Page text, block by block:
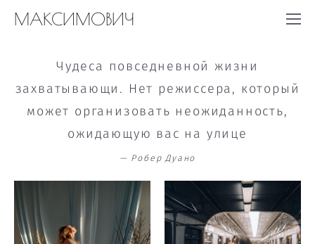
МАКСИМОВИЧ
Чудеса повседневной жизни
захватывающи. Нет режиссера, который
может организовать неожиданность,
ожидающую вас на улице
— Робер Дуано